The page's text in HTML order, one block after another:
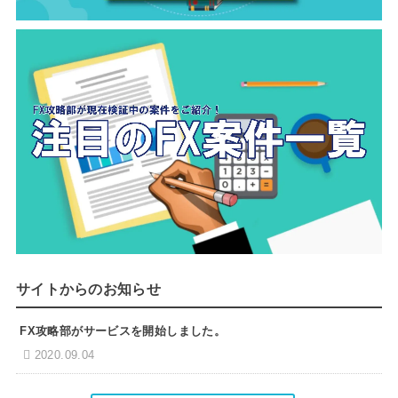
サイトからのお知らせ
FX攻略部がサービスを開始しました。
2020.09.04